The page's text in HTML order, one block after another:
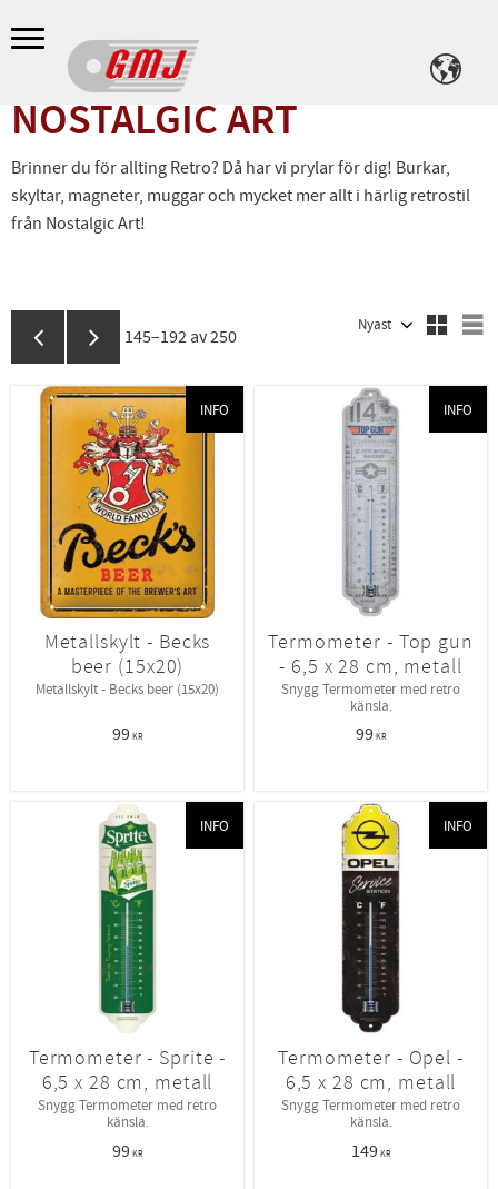
Meny
NOSTALGIC ART
Brinner du för allting Retro? Då har vi prylar för dig! Burkar,
skyltar, magneter, muggar och mycket mer allt i härlig retrostil
från Nostalgic Art!
145–192 av250
Metallskylt - Becks
beer (15x20)
Metallskylt - Becks beer (15x20)
99KR
INFO
Termometer - Top gun
- 6,5 x 28 cm, metall
Snygg Termometer med retro
känsla.
99KR
INFO
Termometer - Sprite -
6,5 x 28 cm, metall
Snygg Termometer med retro
känsla.
99KR
INFO
Termometer - Opel -
6,5 x 28 cm, metall
Snygg Termometer med retro
känsla.
149KR
INFO